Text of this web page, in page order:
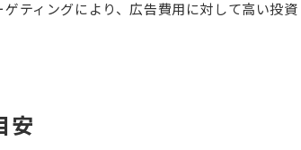
ティングにより、広告費用に対して高い投資
安